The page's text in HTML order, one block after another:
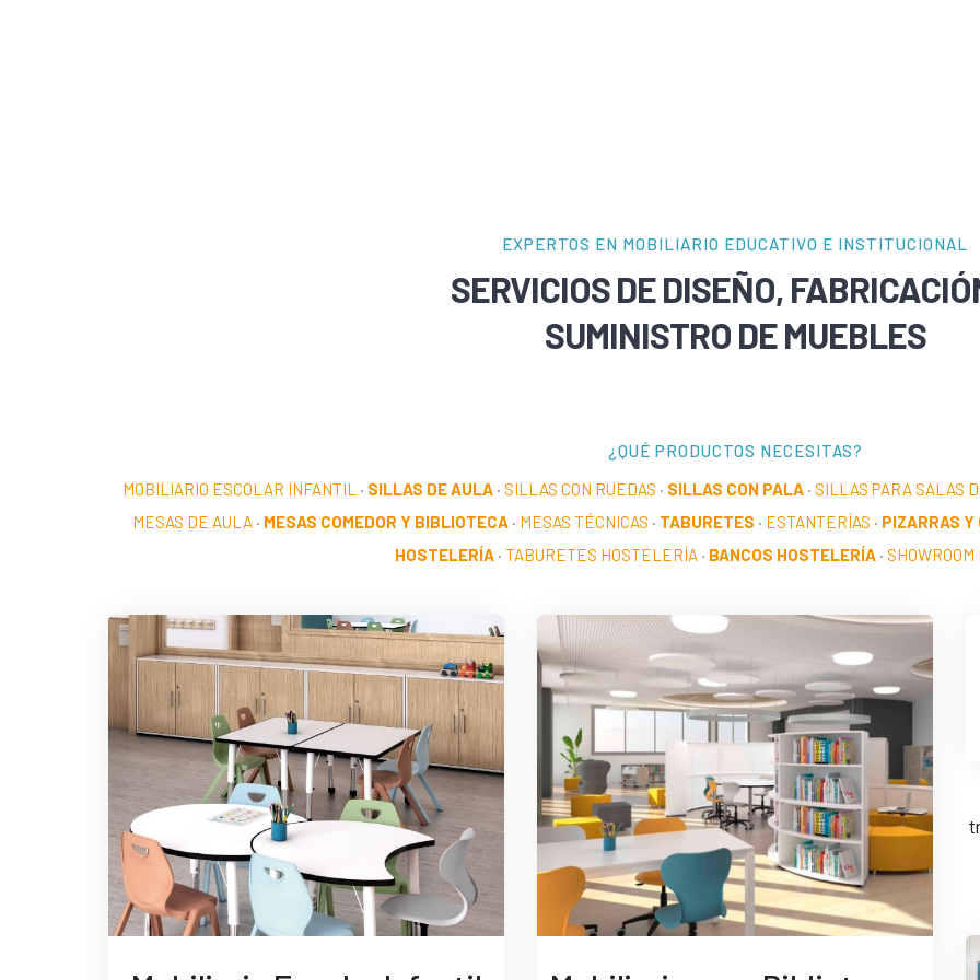
EXPERTOS EN MOBILIARIO EDUCATIVO E INSTITUCIONAL
SERVICIOS DE DISEÑO,
SUMINISTRO DE MUEBLES
¿QUÉ PRODUCTOS NECESITAS?
MOBILIARIO ESCOLAR INFANTIL · SILLAS DE AULA· SILLAS CON RUEDAS · SILLAS CON PALA· SILLAS PARA SALAS
MESAS DE AULA · MESAS COMEDOR Y BIBLIOTECA · MESAS TÉCNICAS · TABURETES · ESTANTERÍAS · PIZARRAS Y
HOSTELERÍA · TABURETES HOSTELERÍA · BANCOS HOSTELERÍA ·